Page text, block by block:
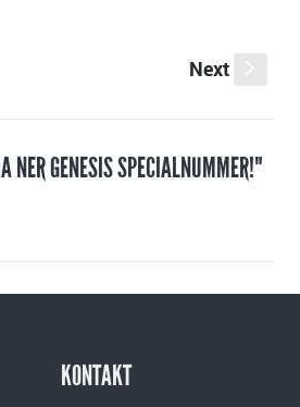
Next
NER GENESIS SPECIALNUMMER!"
KONTAKT